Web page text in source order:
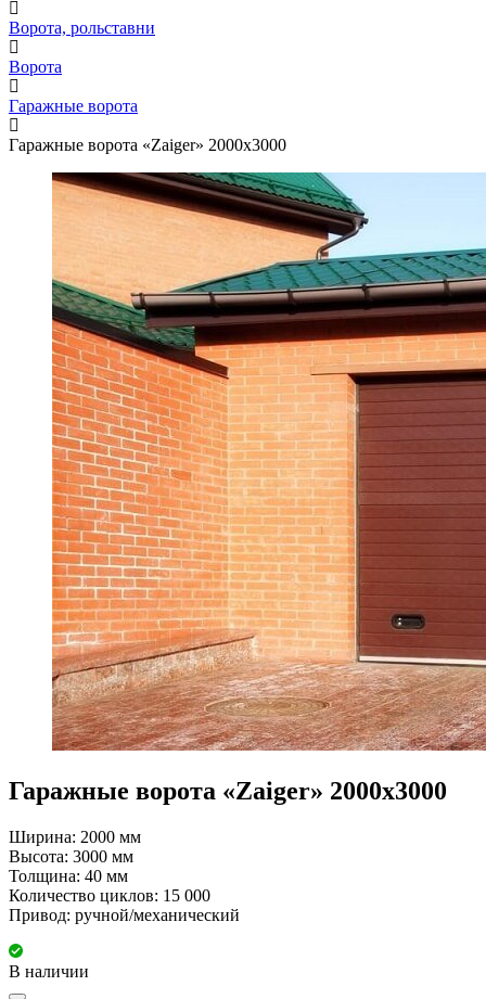
Ворота, рольставни
Ворота
Гаражные ворота
Гаражные ворота «Zaiger» 2000x3000
Гаражные ворота «Zaiger» 2000x3000
Ширина: 2000 мм
Высота: 3000 мм
Толщина: 40 мм
Количество циклов: 15 000
Привод: ручной/механический
В наличии